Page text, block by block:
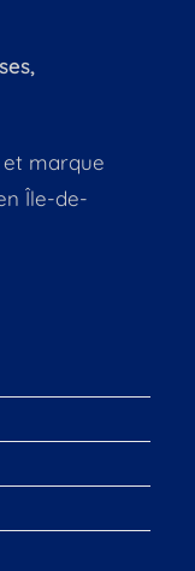
et marque
Île-de-